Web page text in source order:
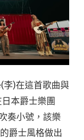
李)在這首歌曲與
本爵士樂團
奏小號，該樂
爵士風格做出